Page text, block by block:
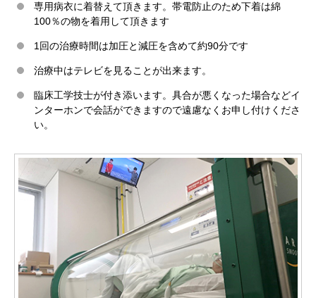
専用病衣に着替えて頂きます。帯電防止のため下着は綿
100％の物を着用して頂きます
1回の治療時間は加圧と減圧を含めて約90分です
治療中はテレビを見ることが出来ます。
臨床工学技士が付き添います。具合が悪くなった場合などイ
ンターホンで会話ができますので遠慮なくお申し付けくださ
い。